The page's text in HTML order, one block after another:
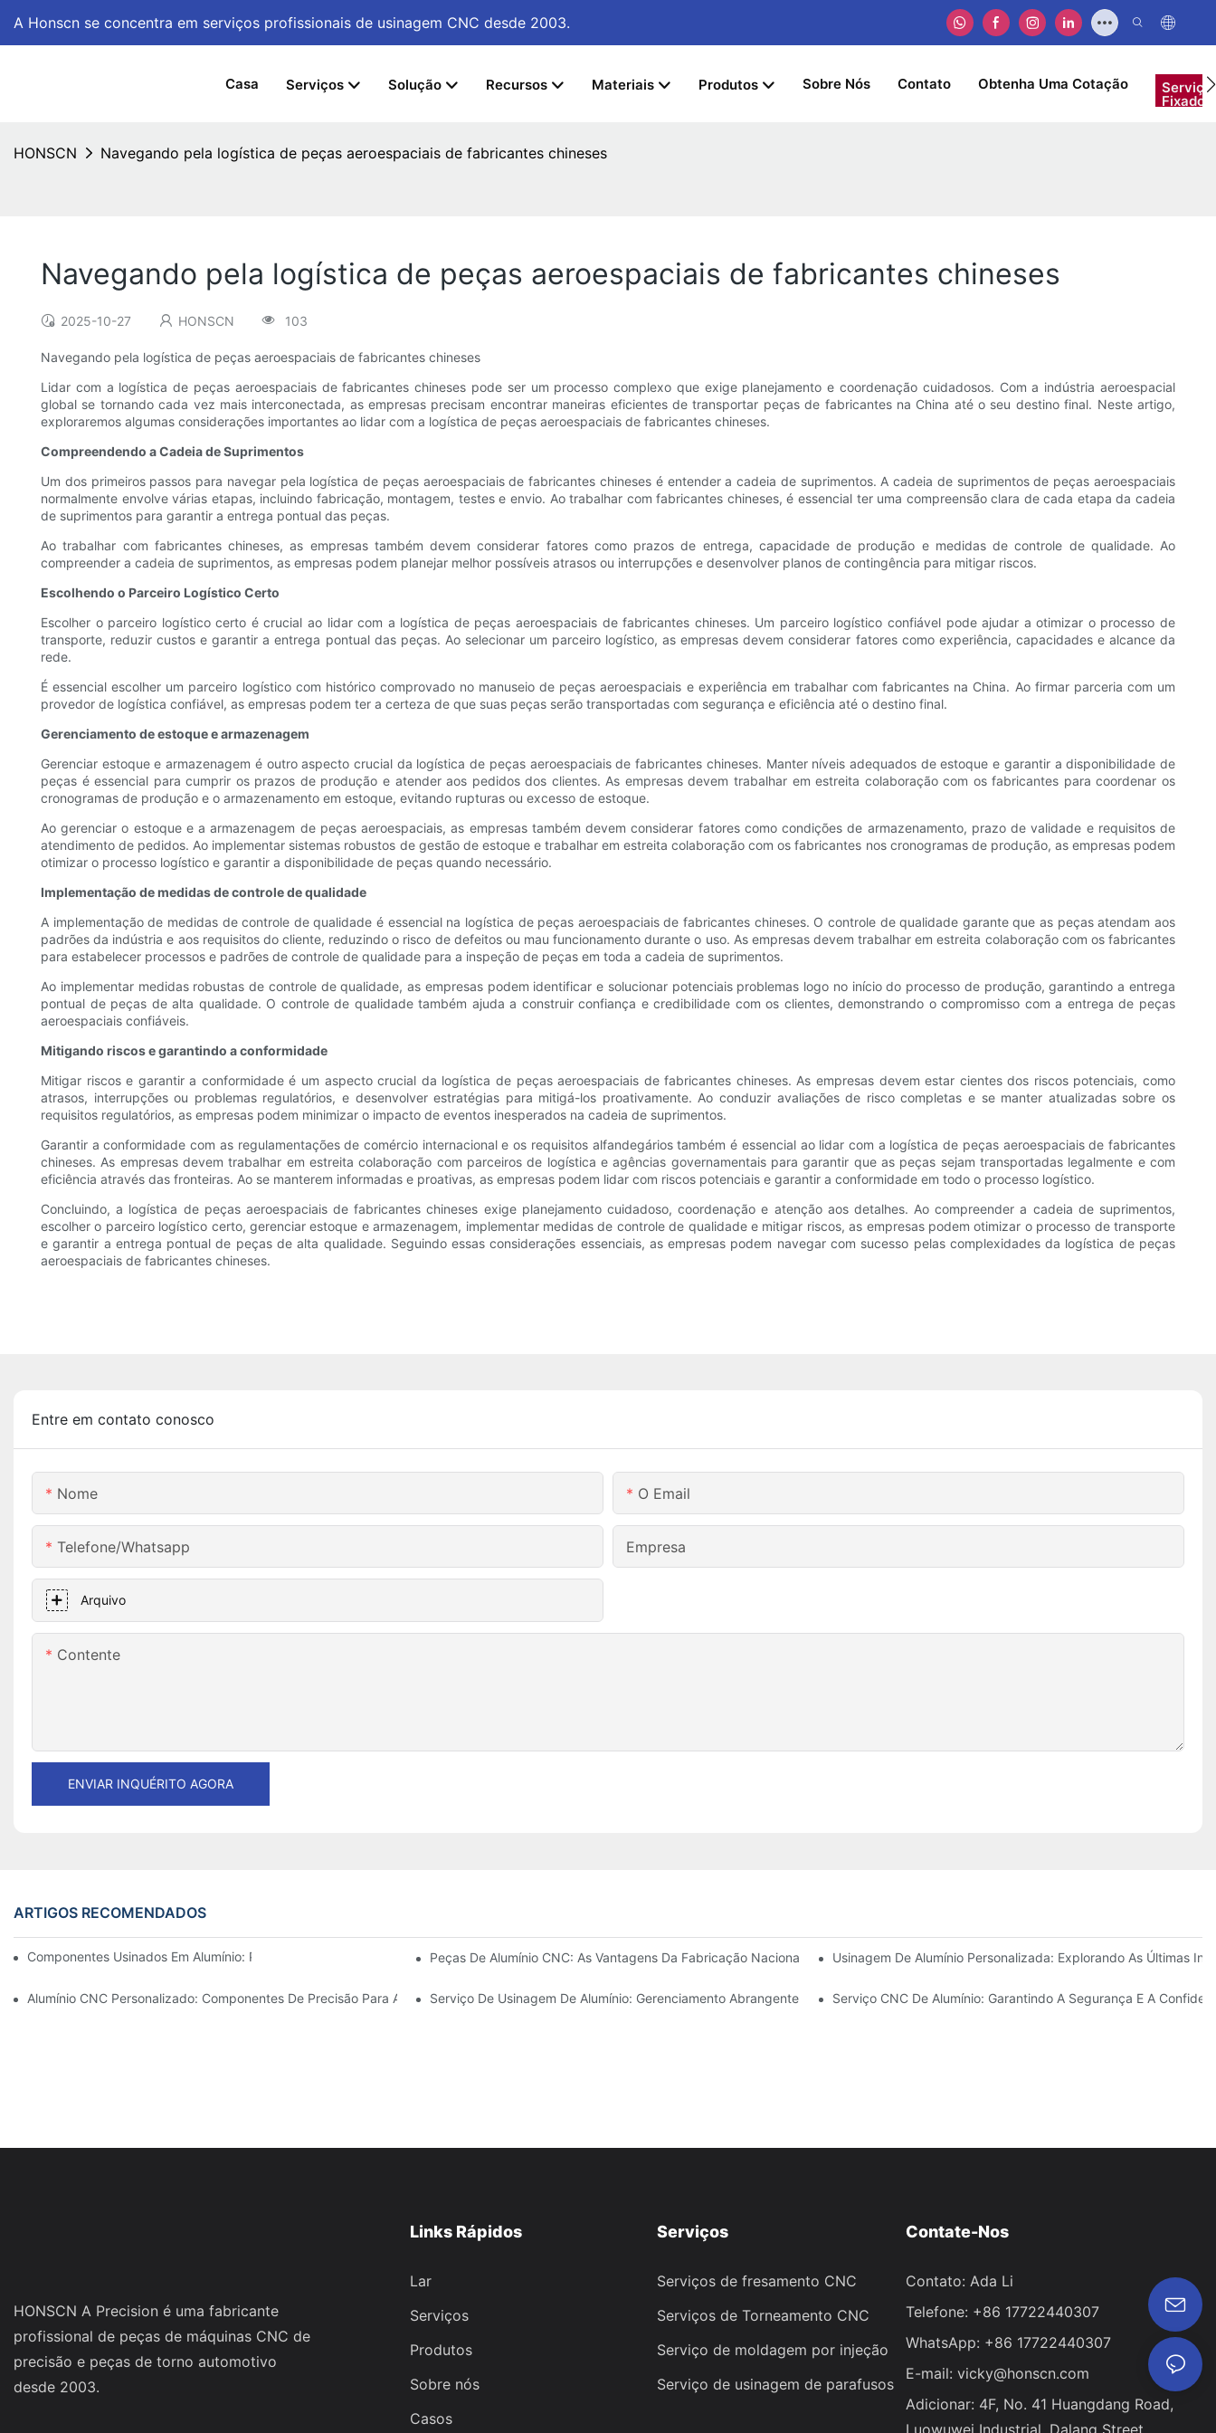
A Honscn se concentra em serviços profissionais de usinagem CNC desde 2003.
Casa Serviços Solução Recursos Materiais Produtos Sobre Nós Contato Obtenha Uma Cotação Serviço
HONSCN Navegando pela logística de peças aeroespaciais de fabricantes chineses
Navegando pela logística de peças aeroespaciais de fabricantes chineses
2025-10-27 HONSCN 103
Navegando pela logística de peças aeroespaciais de fabricantes chineses
Lidar com a logística de peças aeroespaciais de fabricantes chineses pode ser um processo complexo que exige planejamento e coordenação cuidadosos. Com a indústria aeroespacial
global se tornando cada vez mais interconectada, as empresas precisam encontrar maneiras eficientes de transportar peças de fabricantes na China até o seu destino final. Neste artigo,
exploraremos algumas considerações importantes ao lidar com a logística de peças aeroespaciais de fabricantes chineses.
Compreendendo a Cadeia de Suprimentos
Um dos primeiros passos para navegar pela logística de peças aeroespaciais de fabricantes chineses é entender a cadeia de suprimentos. A cadeia de suprimentos de peças aeroespaciais
normalmente envolve várias etapas, incluindo fabricação, montagem, testes e envio. Ao trabalhar com fabricantes chineses, é essencial ter uma compreensão clara de cada etapa da cadeia
de suprimentos para garantir a entrega pontual das peças.
Ao trabalhar com fabricantes chineses, as empresas também devem considerar fatores como prazos de entrega, capacidade de produção e medidas de controle de qualidade. Ao
compreender a cadeia de suprimentos, as empresas podem planejar melhor possíveis atrasos ou interrupções e desenvolver planos de contingência para mitigar riscos.
Escolhendo o Parceiro Logístico Certo
Escolher o parceiro logístico certo é crucial ao lidar com a logística de peças aeroespaciais de fabricantes chineses. Um parceiro logístico confiável pode ajudar a otimizar o processo de
transporte, reduzir custos e garantir a entrega pontual das peças. Ao selecionar um parceiro logístico, as empresas devem considerar fatores como experiência, capacidades e alcance da
rede.
É essencial escolher um parceiro logístico com histórico comprovado no manuseio de peças aeroespaciais e experiência em trabalhar com fabricantes na China. Ao firmar parceria com um
provedor de logística confiável, as empresas podem ter a certeza de que suas peças serão transportadas com segurança e eficiência até o destino final.
Gerenciamento de estoque e armazenagem
Gerenciar estoque e armazenagem é outro aspecto crucial da logística de peças aeroespaciais de fabricantes chineses. Manter níveis adequados de estoque e garantir a disponibilidade de
peças é essencial para cumprir os prazos de produção e atender aos pedidos dos clientes. As empresas devem trabalhar em estreita colaboração com os fabricantes para coordenar os
cronogramas de produção e o armazenamento em estoque, evitando rupturas ou excesso de estoque.
Ao gerenciar o estoque e a armazenagem de peças aeroespaciais, as empresas também devem considerar fatores como condições de armazenamento, prazo de validade e requisitos de
atendimento de pedidos. Ao implementar sistemas robustos de gestão de estoque e trabalhar em estreita colaboração com os fabricantes nos cronogramas de produção, as empresas podem
otimizar o processo logístico e garantir a disponibilidade de peças quando necessário.
Implementação de medidas de controle de qualidade
A implementação de medidas de controle de qualidade é essencial na logística de peças aeroespaciais de fabricantes chineses. O controle de qualidade garante que as peças atendam aos
padrões da indústria e aos requisitos do cliente, reduzindo o risco de defeitos ou mau funcionamento durante o uso. As empresas devem trabalhar em estreita colaboração com os fabricantes
para estabelecer processos e padrões de controle de qualidade para a inspeção de peças em toda a cadeia de suprimentos.
Ao implementar medidas robustas de controle de qualidade, as empresas podem identificar e solucionar potenciais problemas logo no início do processo de produção, garantindo a entrega
pontual de peças de alta qualidade. O controle de qualidade também ajuda a construir confiança e credibilidade com os clientes, demonstrando o compromisso com a entrega de peças
aeroespaciais confiáveis.
Mitigando riscos e garantindo a conformidade
Mitigar riscos e garantir a conformidade é um aspecto crucial da logística de peças aeroespaciais de fabricantes chineses. As empresas devem estar cientes dos riscos potenciais, como
atrasos, interrupções ou problemas regulatórios, e desenvolver estratégias para mitigá-los proativamente. Ao conduzir avaliações de risco completas e se manter atualizadas sobre os
requisitos regulatórios, as empresas podem minimizar o impacto de eventos inesperados na cadeia de suprimentos.
Garantir a conformidade com as regulamentações de comércio internacional e os requisitos alfandegários também é essencial ao lidar com a logística de peças aeroespaciais de fabricantes
chineses. As empresas devem trabalhar em estreita colaboração com parceiros de logística e agências governamentais para garantir que as peças sejam transportadas legalmente e com
eficiência através das fronteiras. Ao se manterem informadas e proativas, as empresas podem lidar com riscos potenciais e garantir a conformidade em todo o processo logístico.
Concluindo, a logística de peças aeroespaciais de fabricantes chineses exige planejamento cuidadoso, coordenação e atenção aos detalhes. Ao compreender a cadeia de suprimentos,
escolher o parceiro logístico certo, gerenciar estoque e armazenagem, implementar medidas de controle de qualidade e mitigar riscos, as empresas podem otimizar o processo de transporte
e garantir a entrega pontual de peças de alta qualidade. Seguindo essas considerações essenciais, as empresas podem navegar com sucesso pelas complexidades da logística de peças
aeroespaciais de fabricantes chineses.
Entre em contato conosco
Nome O Email
Telefone/whatsapp Empresa
Arquivo
Contente
ENVIAR INQUÉRITO AGORA
ARTIGOS RECOMENDADOS
Componentes Usinados Em Alumínio: Personalização Para Nichos De MercadoPeças De Alumínio CNC: As Vantagens Da Fabricação Nacional Usinagem De Alumínio Personalizada: Explorando As Últimas
Alumínio CNC Personalizado: Componentes De Precisão Para Automação IndustrialServiço De Usinagem De Alumínio: Gerenciamento Abrangente De ProjetosServiço CNC De Alumínio: Garantindo A Segurança E A
HONSCN A Precision é uma fabricante
profissional de peças de máquinas CNC de
precisão e peças de torno automotivo
desde 2003.
Links Rápidos
Lar
Serviços
Produtos
Sobre nós
Casos
Serviços
Serviços de fresamento CNC
Serviços de Torneamento CNC
Serviço de moldagem por injeção
Serviço de usinagem de parafusos
Contate-Nos
Contato: Ada Li
Telefone: +86 17722440307
WhatsApp: +86 17722440307
E-mail: vicky@honscn.com
Adicionar: 4F, ​​No. 41 Huangdang Road,
Luowuwei Industrial, Dalang Street,